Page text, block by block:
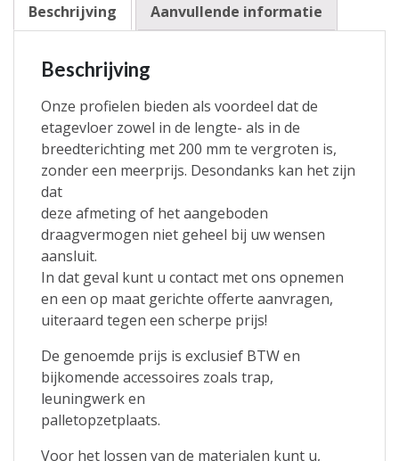
Beschrijving Aanvullende informatie
Beschrijving
Onze profielen bieden als voordeel dat de
etagevloer zowel in de lengte- als in de
breedterichting met 200 mm te vergroten is,
zonder een meerprijs. Desondanks kan het zijn
dat
deze afmeting of het aangeboden
draagvermogen niet geheel bij uw wensen
aansluit.
In dat geval kunt u contact met ons opnemen
en een op maat gerichte offerte aanvragen,
uiteraard tegen een scherpe prijs!
De genoemde prijs is exclusief BTW en
bijkomende accessoires zoals trap,
leuningwerk en
palletopzetplaats.
Voor het lossen van de materialen kunt u,